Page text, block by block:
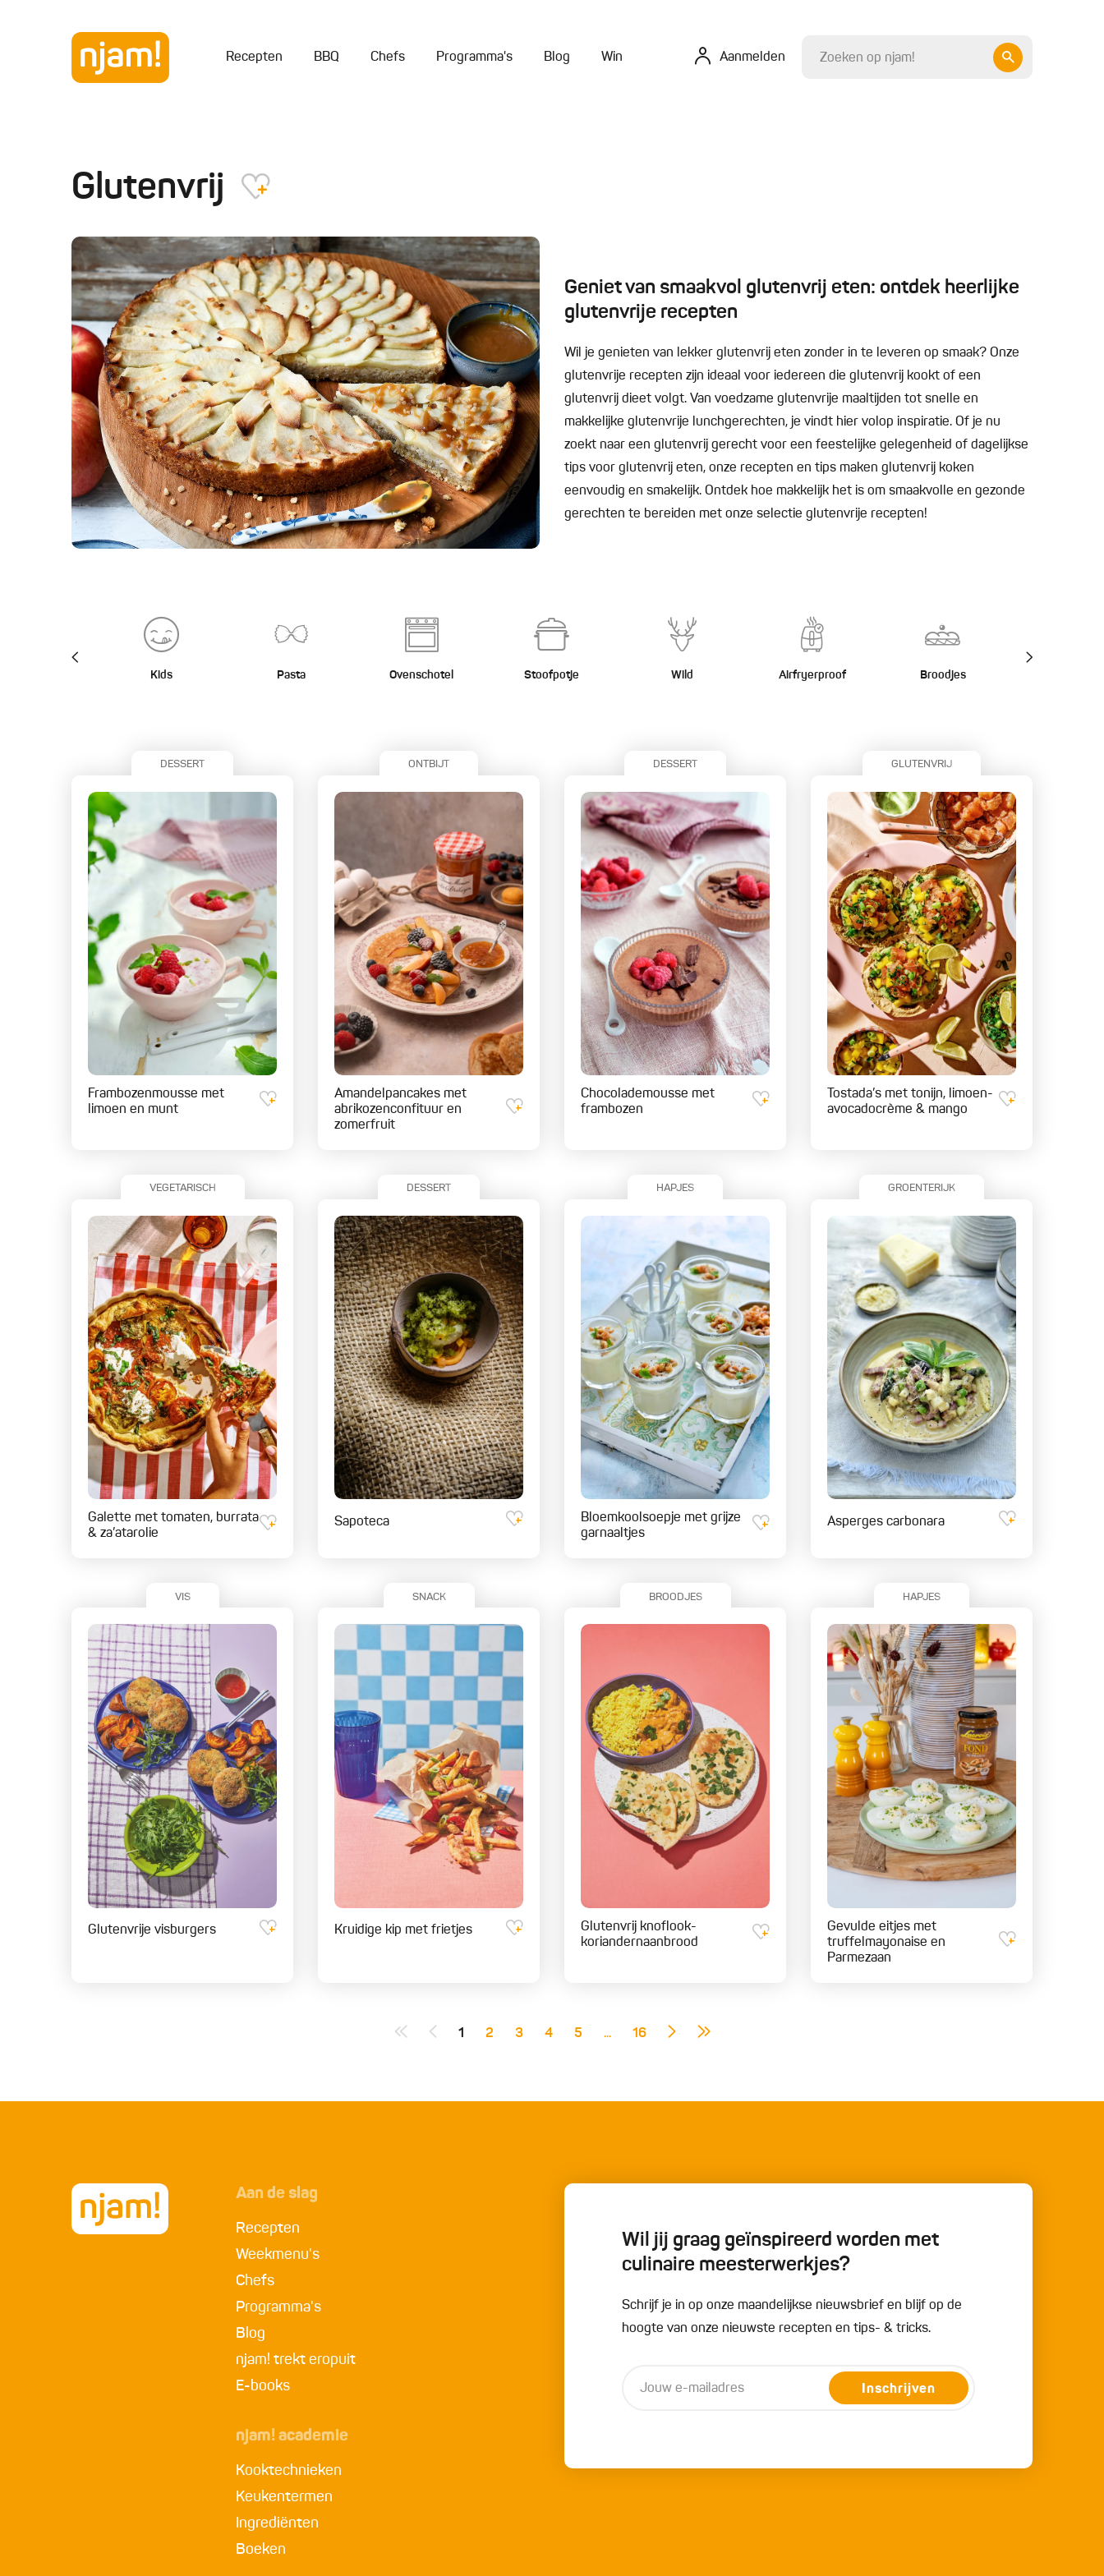
Recepten BBQ Chefs Programma's Blog Win Aanmelden
Glutenvrij
Geniet van smaakvol glutenvrij eten: ontdek heerlijke
glutenvrije recepten
Wil je genieten van lekker glutenvrij eten zonder in te leveren op smaak? Onze
glutenvrije recepten zijn ideaal voor iedereen die glutenvrij kookt of een
glutenvrij dieet volgt. Van voedzame glutenvrije maaltijden tot snelle en
makkelijke glutenvrije lunchgerechten, je vindt hier volop inspiratie. Of je nu
zoekt naar een glutenvrij gerecht voor een feestelijke gelegenheid of dagelijkse
tips voor glutenvrij eten, onze recepten en tips maken glutenvrij koken
eenvoudig en smakelijk. Ontdek hoe makkelijk het is om smaakvolle en gezonde
gerechten te bereiden met onze selectie glutenvrije recepten!
Kids Pasta Ovenschotel Stoofpotje Wild Airfryerproof Broodjes
DESSERT
Frambozenmousse met
limoen en munt
ONTBIJT
Amandelpancakes met
abrikozenconfituur en
zomerfruit
DESSERT
Chocolademousse met
frambozen
GLUTENVRIJ
Tostada’s met tonijn, limoen-
avocadocrème & mango
VEGETARISCH
Galette met tomaten, burrata
& za’atarolie
DESSERT
Sapoteca
HAPJES
Bloemkoolsoepje met grijze
garnaaltjes
GROENTERIJK
Asperges carbonara
VIS
Glutenvrije visburgers
SNACK
Kruidige kip met frietjes
BROODJES
Glutenvrij knoflook-
koriandernaanbrood
HAPJES
Gevulde eitjes met
truffelmayonaise en
Parmezaan
1 2 3 4 5 ... 16
Aan de slag
Recepten
Weekmenu's
Chefs
Programma's
Blog
njam! trekt eropuit
E-books
njam! academie
Kooktechnieken
Keukentermen
Ingrediënten
Boeken
Wil jij graag geïnspireerd worden met
culinaire meesterwerkjes?
Schrijf je in op onze maandelijkse nieuwsbrief en blijf op de
hoogte van onze nieuwste recepten en tips- & tricks.
Inschrijven